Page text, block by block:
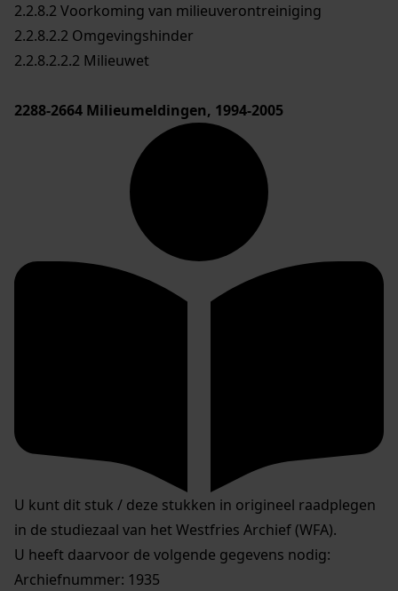
2.2.8.2 Voorkoming van milieuverontreiniging
2.2.8.2.2 Omgevingshinder
2.2.8.2.2.2 Milieuwet
2288-2664 Milieumeldingen, 1994-2005
U kunt dit stuk / deze stukken in origineel raadplegen
in de studiezaal van het Westfries Archief (WFA).
U heeft daarvoor de volgende gegevens nodig:
Archiefnummer: 1935